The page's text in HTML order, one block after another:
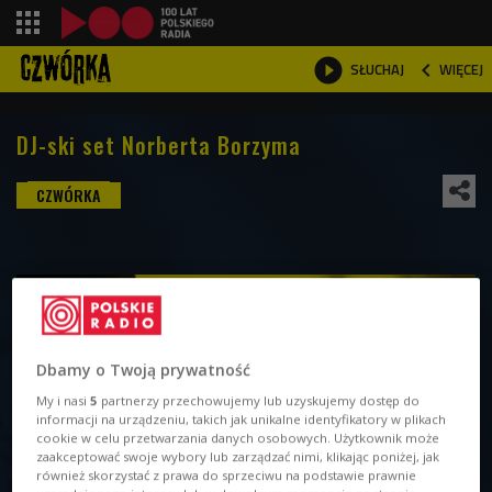
 SŁUCHAJ  WIĘCEJ

DJ-ski set Norberta Borzyma
Dbamy o Twoją prywatność
My i nasi5 partnerzy przechowujemy lub uzyskujemy dostęp do
informacji na urządzeniu, takich jak unikalne identyfikatory w plikach
cookie w celu przetwarzania danych osobowych. Użytkownik może
zaakceptować swoje wybory lub zarządzać nimi, klikając poniżej, jak
również skorzystać z prawa do sprzeciwu na podstawie prawnie